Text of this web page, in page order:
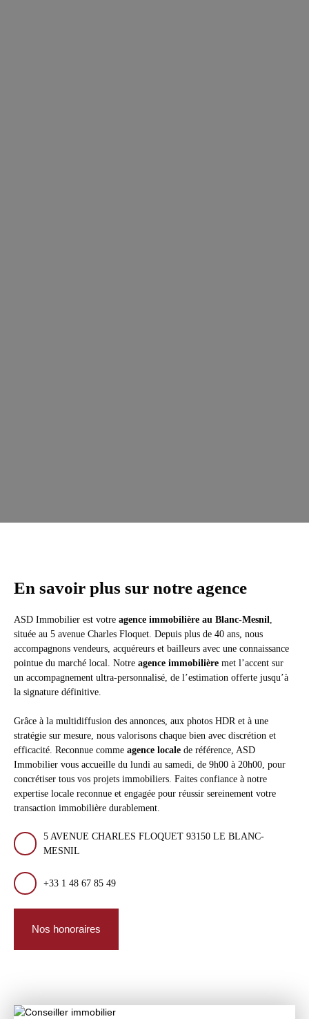
En savoir plus sur notre agence
ASD Immobilier est votre agence immobilière au Blanc-Mesnil
située au 5 avenue Charles Floquet. Depuis plus de 40 ans, nous
accompagnons vendeurs, acquéreurs et bailleurs avec une connaissance
pointue du marché local. Notre agence immobilière met l’accent sur
un accompagnement ultra-personnalisé, de l’estimation offerte jusqu’à
la signature définitive.
Grâce à la multidiffusion des annonces, aux photos HDR et à une
stratégie sur mesure, nous valorisons chaque bien avec discrétion et
efficacité. Reconnue comme agence locale de référence, ASD
Immobilier vous accueille du lundi au samedi, de 9h00 à 20h00, pour
concrétiser tous vos projets immobiliers. Faites confiance à notre
expertise locale reconnue et engagée pour réussir sereinement votre
transaction immobilière durablement.
5 AVENUE CHARLES FLOQUET 93150 LE BLANC-
MESNIL
+33 1 48 67 85 49
Nos honoraires